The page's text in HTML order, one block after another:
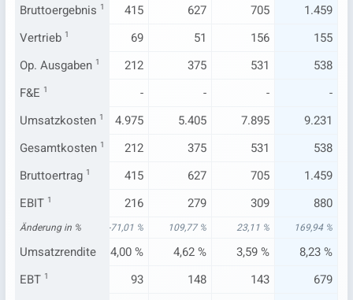
Bruttoergebnis 1
497 415 627 705
1.459
Vertrieb 1 69 51 156
155
Op. Ausgaben 1
201 212 375 531
538
F&E 1 - - -
-
Umsatzkosten 1
4.682 4.975 5.405 7.895
9.231
Gesamtkosten 1
201 212 375 531
538
Bruttoertrag 1
497 415 627 705
1.459
EBIT 1 216 279 309 880
Änderung in %
8,67 % -71,01 % 109,77 % 23,11 % 169,94 %
Umsatzrendite
6,29 % 4,00 % 4,62 % 3,59 %
8,23 %
EBT 1 93 148 143
679